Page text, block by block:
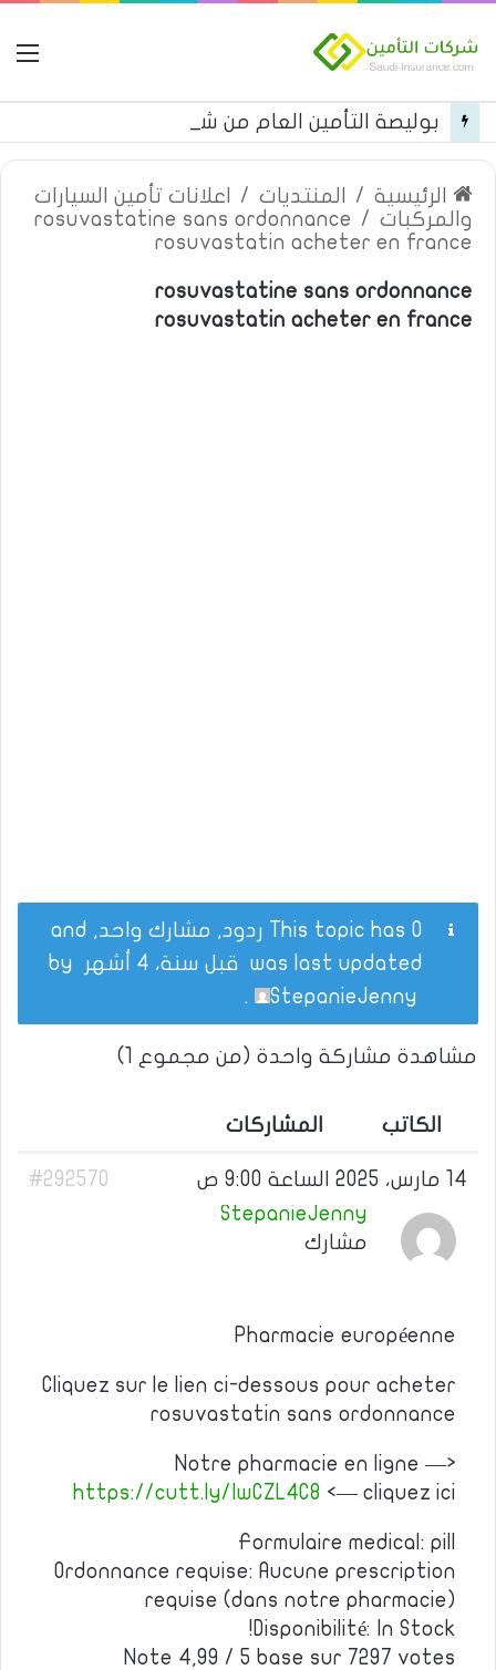
الرئيسية / المنتديات /
اعلانات تأمين السيارات
والمركبات /
rosuvastatine sans ordonnance
rosuvastatin acheter en france
rosuvastatine sans ordonnance
rosuvastatin acheter en france
This topic has 0 ردود, مشارك واحد, and
was last updated قبل سنة، 4 أشهر
StepanieJenny
.
مشاهدة مشاركة واحدة (من مجموع 1)
الكاتب المشاركات
14 مارس، 2025 الساعة 9:00 ص
#292570
StepanieJenny
مشارك
Pharmacie européenne
Cliquez sur le lien ci-dessous pour acheter
rosuvastatin sans ordonnance
Notre pharmacie en ligne —>
https://cutt.ly/IwCZL4C8 <— cliquez ici
Formulaire medical: pill
Ordonnance requise: Aucune prescription
requise (dans notre pharmacie)
Disponibilité: In Stock!
Note 4,99 / 5 base sur 7297 votes